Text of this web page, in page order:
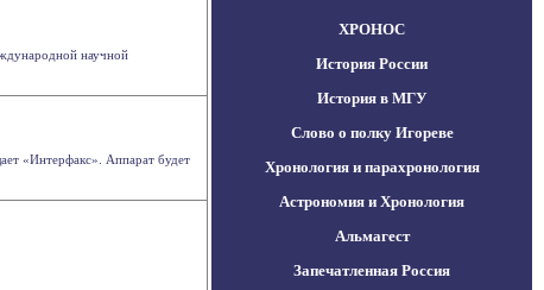
научной
«Интерфакс». Аппарат будет
ХРОНОС
История России
История в МГУ
Слово о полку Игореве
Хронология и парахронология
Астрономия и Хронология
Альмагест
Запечатленная Россия